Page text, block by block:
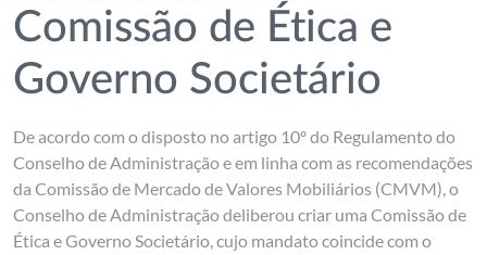
Comissão de Ética e
Governo Societário
De acordo com o disposto no artigo 10º do Regulamento do
Conselho de Administração e em linha com as recomendações
da Comissão de Mercado de Valores Mobiliários (CMVM), o
Conselho de Administração deliberou criar uma Comissão de
Ética e Governo Societário, cujo mandato coincide com o